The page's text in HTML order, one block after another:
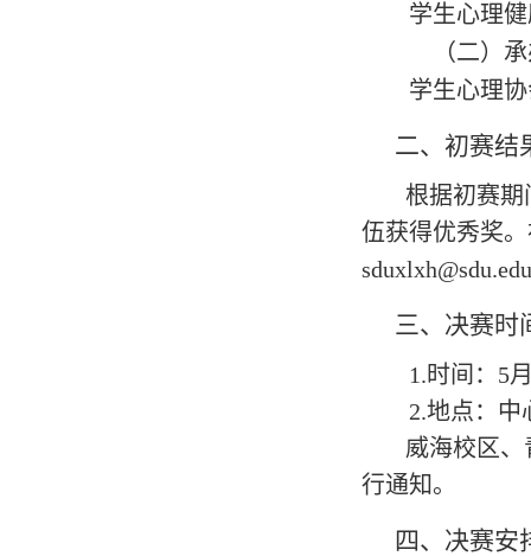
学生心理
（二）
学生心理
二、 初赛结
根据初赛期
伍获得优秀奖
三、 决赛时
1.时间： 5
2.地点：中
威海校区
行通知。
四、 决赛安